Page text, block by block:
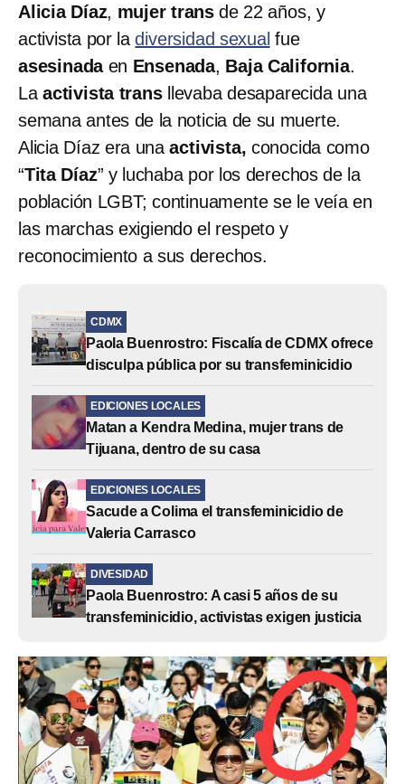
Alicia Díaz, mujer trans de 22 años, y
activista por ladiversidad sexual fue
asesinadaen Ensenada, Baja California.
Laactivista transllevaba desaparecida una
semana antes de la noticia de su muerte.
Alicia Díaz era una activista, conocida como
“Tita Díaz” y luchaba por los derechos de la
población LGBT; continuamente se le veía en
las marchas exigiendo el respeto y
reconocimiento a sus derechos.
CDMX
Paola Buenrostro: Fiscalía de CDMX ofrece
disculpa pública por su transfeminicidio
EDICIONES LOCALES
Matan a Kendra Medina, mujer trans de
Tijuana, dentro de su casa
EDICIONES LOCALES
Sacude a Colima el transfeminicidio de
Valeria Carrasco
DIVESIDAD
Paola Buenrostro: A casi 5 años de su
transfeminicidio, activistas exigen justicia